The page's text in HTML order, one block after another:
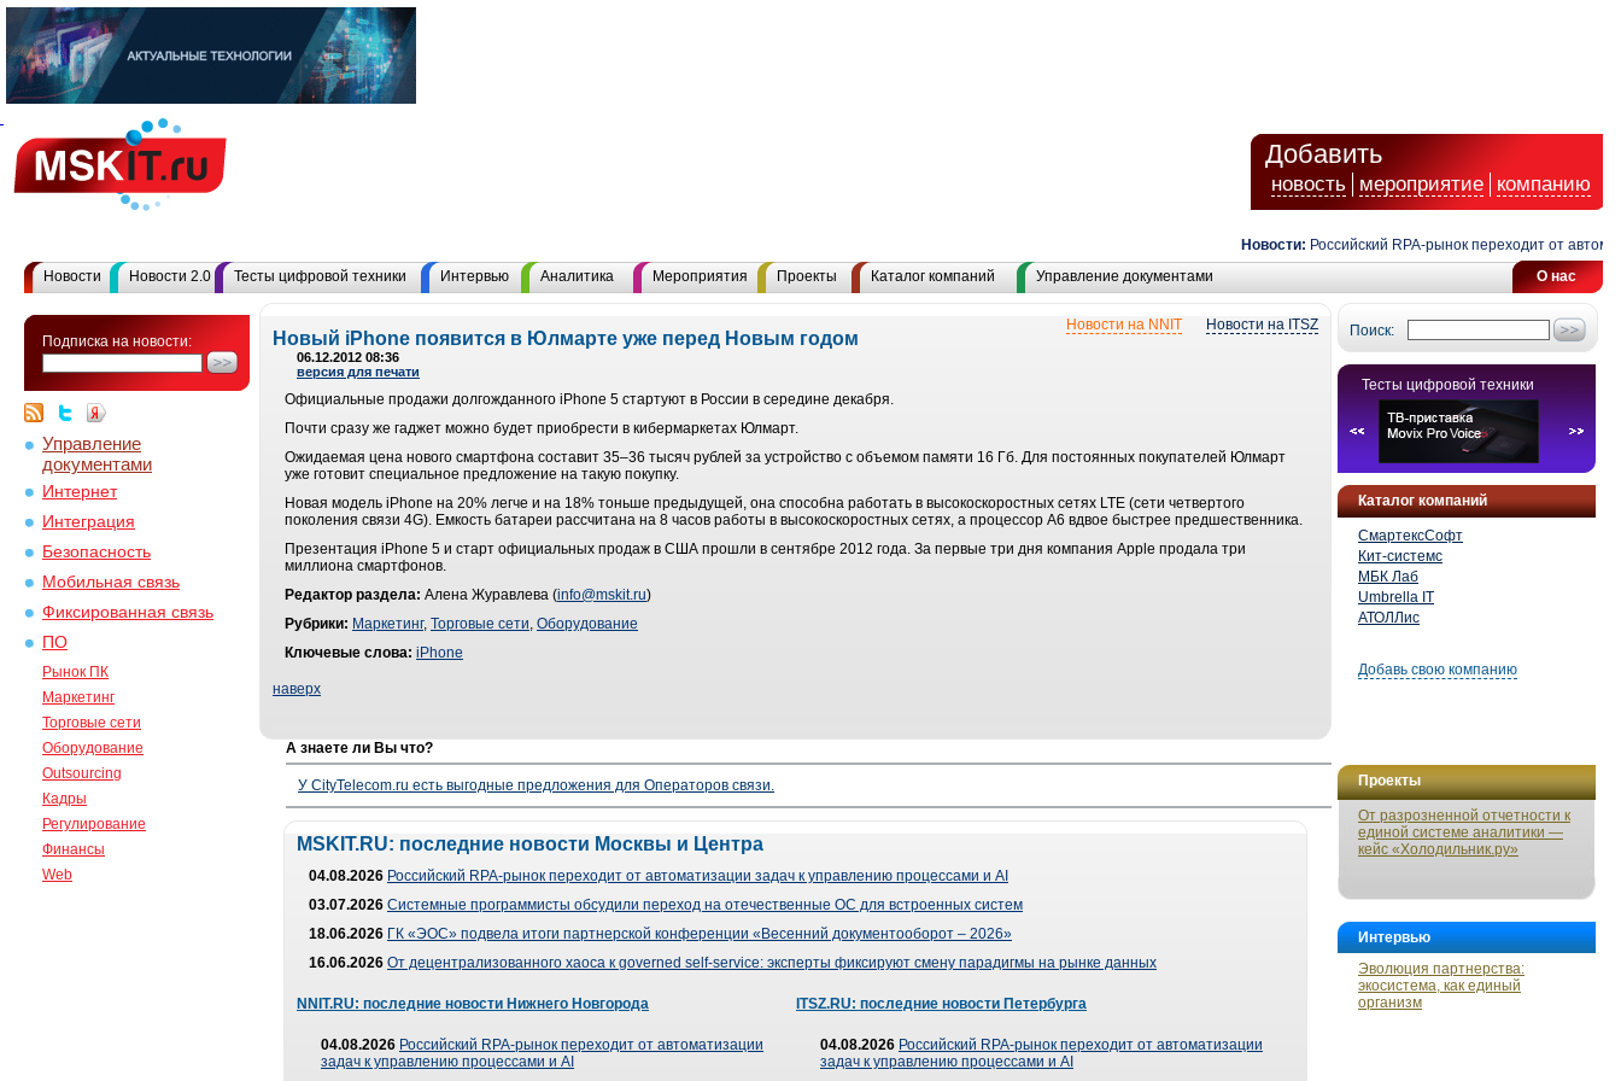
Добавить
новость мероприятие компанию
Новости: Российский RPA-рынок переходит от
О нас
Новости Новости 2.0 Тесты цифровой техники Интервью Аналитика Мероприятия Проекты Каталог компаний Управление документами
Подписка на новости:
Управление
документами
Интернет
Интеграция
Безопасность
Мобильная связь
Фиксированная связь
ПО
Рынок ПК
Маркетинг
Торговые сети
Оборудование
Outsourcing
Кадры
Регулирование
Финансы
Web
Поиск:
Тесты цифровой техники
Каталог компаний
СмартексСофт
Кит-системс
МБК Лаб
Umbrella IT
АТОЛЛис
Добавь свою компанию
Проекты
От разрозненной отчетности к
единой системе аналитики —
кейс «Холодильник.ру»
Интервью
Эволюция партнерства:
экосистема, как единый
организм
Новости на ITSZ
Новости на NNIT
Новый iPhone появится в Юлмарте уже перед Новым годом
06.12.2012 08:36
версия для печати
Официальные продажи долгожданного iPhone 5 стартуют в России в середине декабря.
Почти сразу же гаджет можно будет приобрести в кибермаркетах Юлмарт.
Ожидаемая цена нового смартфона составит 35–36 тысяч рублей за устройство с объемом памяти 16 Гб. Для постоянных покупателей Юлмарт
уже готовит специальное предложение на такую покупку.
Новая модель iPhone на 20% легче и на 18% тоньше предыдущей, она способна работать в высокоскоростных сетях LTE (сети четвертого
поколения связи 4G). Емкость батареи рассчитана на 8 часов работы в высокоскоростных сетях, а процессор A6 вдвое быстрее предшественника.
Презентация iPhone 5 и старт официальных продаж в США прошли в сентябре 2012 года. За первые три дня компания Apple продала три
миллиона смартфонов.
Редактор раздела: Алена Журавлева (info@mskit.ru)
Рубрики: Маркетинг, Торговые сети, Оборудование
Ключевые слова: iPhone
наверх
А знаете ли Вы что?
У CityTelecom.ru есть выгодные предложения для Операторов связи.
MSKIT.RU: последние новости Москвы и Центра
04.08.2026 Российский RPA-рынок переходит от автоматизации задач к управлению процессами и AI
03.07.2026 Системные программисты обсудили переход на отечественные ОС для встроенных систем
18.06.2026 ГК «ЭОС» подвела итоги партнерской конференции «Весенний документооборот – 2026»
16.06.2026 От децентрализованного хаоса к governed self-service: эксперты фиксируют смену парадигмы на рынке данных
NNIT.RU: последние новости Нижнего Новгорода
04.08.2026 Российский RPA-рынок переходит от автоматизации
задач к управлению процессами и AI
ITSZ.RU: последние новости Петербурга
04.08.2026 Российский RPA-рынок переходит от автоматизации
задач к управлению процессами и AI